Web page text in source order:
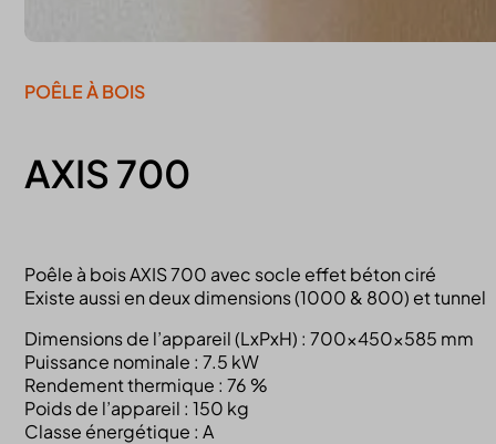
AXIS 700
POÊLE À BOIS
Poêle à bois AXIS 700 avec socle effet béton ciré
Existe aussi en deux dimensions (1000 & 800) et tunnel
Dimensions de l’appareil (LxPxH) : 700x450x585 mm
Puissance nominale : 7.5 kW
Rendement thermique : 76 %
Poids de l’appareil : 150 kg
Classe énergétique : A